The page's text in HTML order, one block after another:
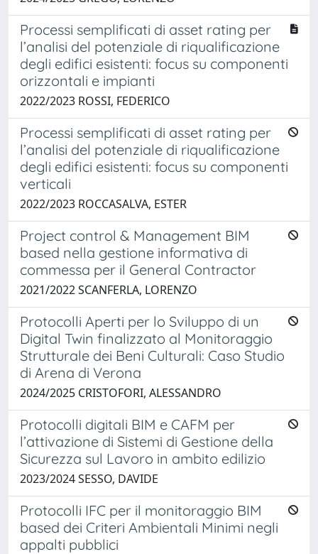
Processi semplificati di asset rating per
l’analisi del potenziale di riqualificazione
degli edifici esistenti: focus su componenti
orizzontali e impianti
2022/2023 ROSSI, FEDERICO
Processi semplificati di asset rating per
l’analisi del potenziale di riqualificazione
degli edifici esistenti: focus su componenti
verticali
2022/2023 ROCCASALVA, ESTER
Project control & Management BIM
based nella gestione informativa di
commessa per il General Contractor
2021/2022 SCANFERLA, LORENZO
Protocolli Aperti per lo Sviluppo di un
Digital Twin finalizzato al Monitoraggio
Strutturale dei Beni Culturali: Caso Studio
di Arena di Verona
2024/2025 CRISTOFORI, ALESSANDRO
Protocolli digitali BIM e CAFM per
l’attivazione di Sistemi di Gestione della
Sicurezza sul Lavoro in ambito edilizio
2023/2024 SESSO, DAVIDE
Protocolli IFC per il monitoraggio BIM
based dei Criteri Ambientali Minimi negli
appalti pubblici